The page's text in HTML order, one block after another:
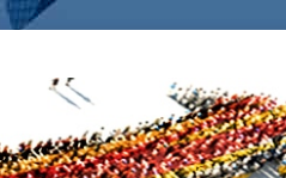
unserer Website. Einige von ihnen sind
Ihre Erfahrung zu verbessern.